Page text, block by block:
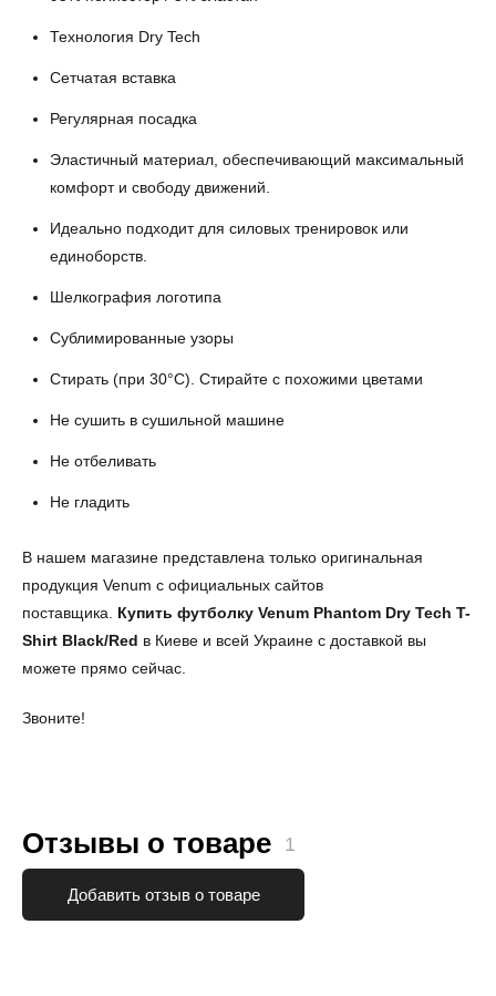
Технология Dry Tech
Сетчатая вставка
Регулярная посадка
Эластичный материал, обеспечивающий максимальный
комфорт и свободу движений.
Идеально подходит для силовых тренировок или
единоборств.
Шелкография логотипа
Сублимированные узоры
Стирать (при 30°С). Стирайте с похожими цветами
Не сушить в сушильной машине
Не отбеливать
Не гладить
В нашем магазине представлена только оригинальная
продукция Venum с официальных сайтов
поставщика. Купить футболку Venum Phantom Dry Tech T-
Shirt Black/Red в Киеве и всей Украине с доставкой вы
можете прямо сейчас.
Звоните!
Отзывы о товаре 1
Добавить отзыв о товаре